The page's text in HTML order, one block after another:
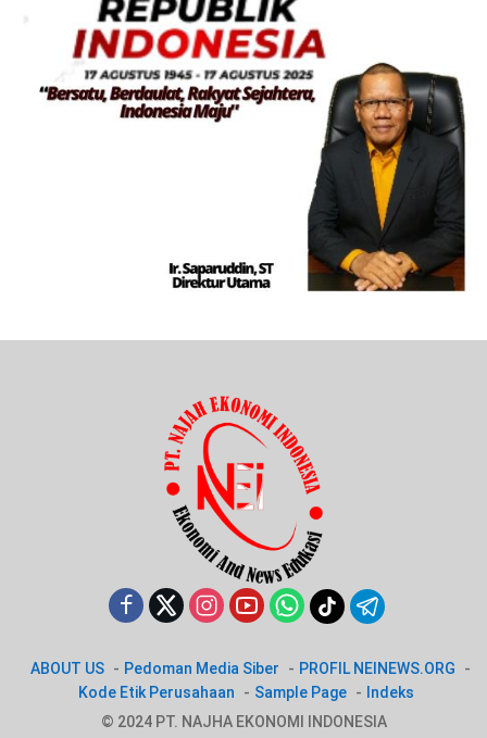
ABOUT US Pedoman Media Siber
PROFIL NEINEWS.ORG
Kode Etik Perusahaan
Sample Page
Indeks
© 2024 PT. NAJHA EKONOMI INDONESIA